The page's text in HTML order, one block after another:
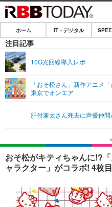
ホーム
IT・デジタル
ネタ
ショッピング
SPEED TEST
エンタメ
エンタメTOP
音楽
ショッピング
ライフTOP
ペット
リリース一覧
プッシュ通知の停止方法
ホーム IT・デジタル
注目記事
10G光回線導入レポ
「おそ松さん」新作アニメ
東京でオンエア
肝付兼太さん死去に声優仲
おそ松がキティちゃんに!?
ャラクター」がコラボ! 4枚